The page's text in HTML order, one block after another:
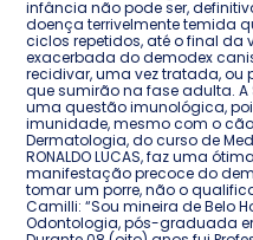
infância não pode ser,
doença terrivelmente temida
ciclos repetidos, até o final da
exacerbada do demodex
recidivar, uma vez tratada, ou
que sumirão na fase adulta. A
uma questão imunológica,
imunidade, mesmo com o
Dermatologia, do curso de
RONALDO LUCAS, faz uma
manifestação precoce do
tomar um porre, não o
Camilli: “Sou mineira de Belo
Odontologia, pós-graduada